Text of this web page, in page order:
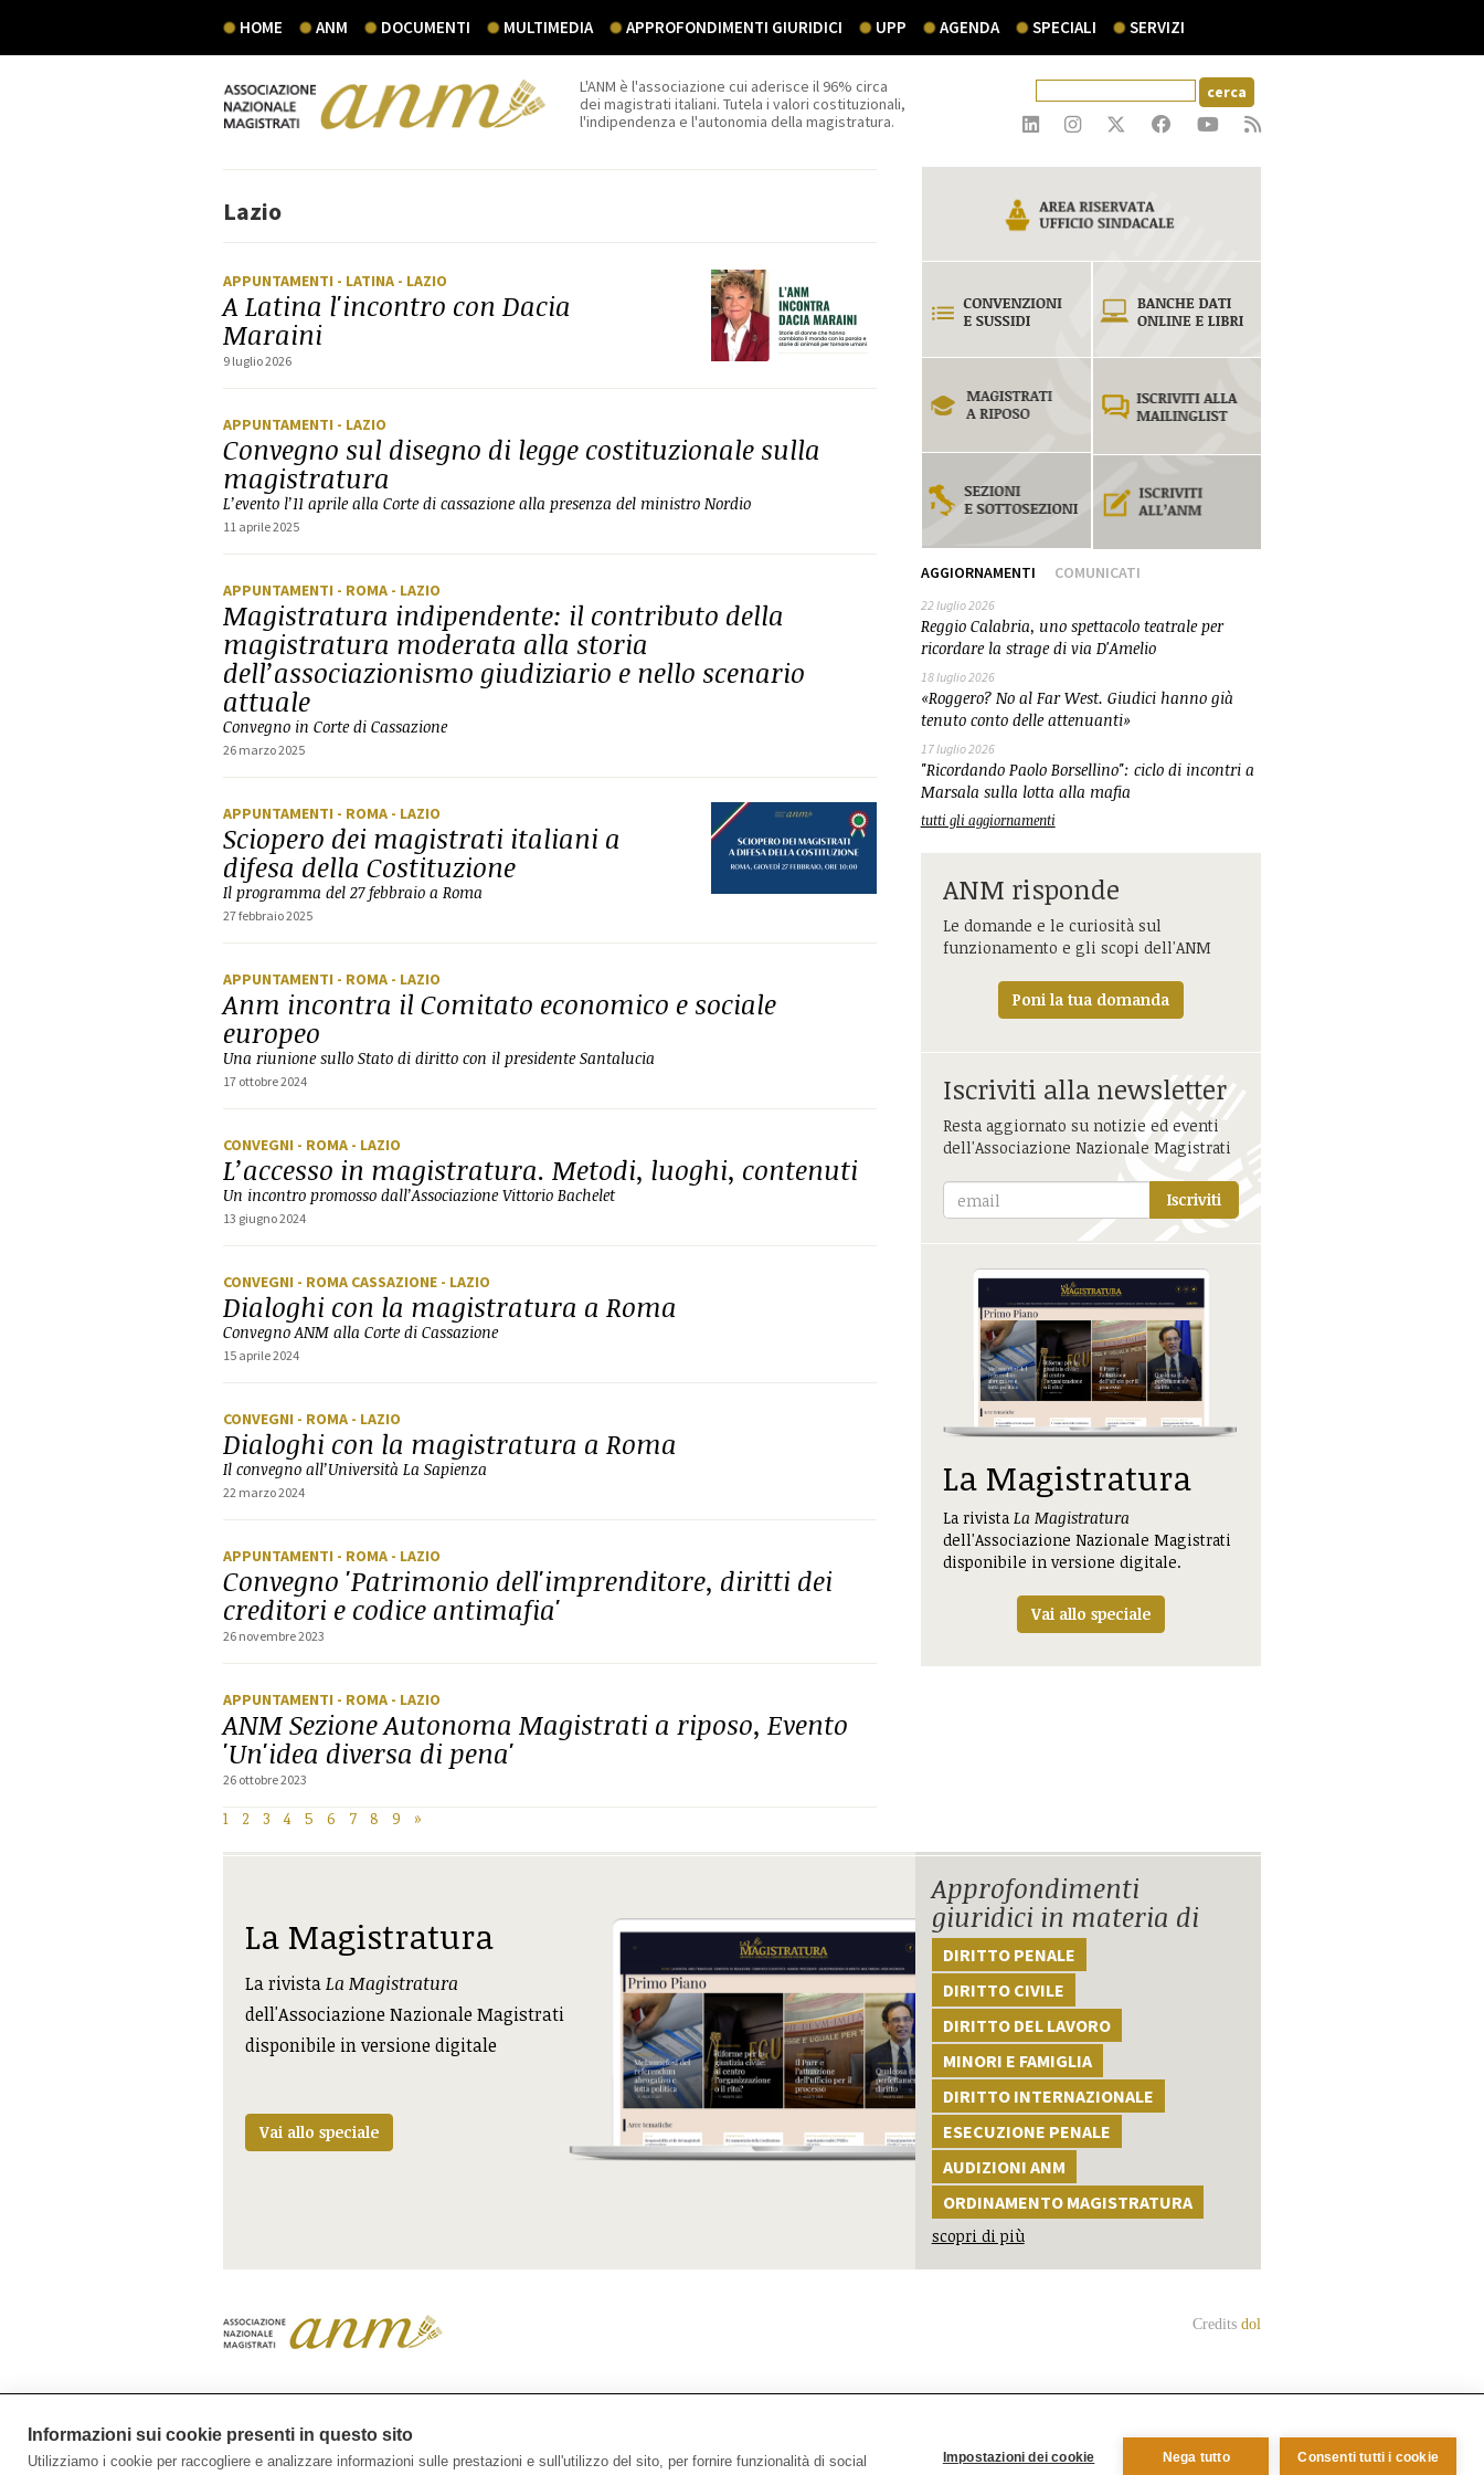
HOME ANM DOCUMENTI MULTIMEDIA APPROFONDIMENTI GIURIDICI UPP AGENDA SPECIALI SERVIZI
L'ANM è l'associazione cui aderisce il 96% circa
dei magistrati italiani. Tutela i valori costituzionali,
l'indipendenza e l'autonomia della magistratura.
Lazio
APPUNTAMENTI - LATINA - LAZIO
A Latina l'incontro con Dacia
Maraini
9 luglio 2026
APPUNTAMENTI - LAZIO
Convegno sul disegno di legge costituzionale sulla
magistratura
L’evento l’11 aprile alla Corte di cassazione alla presenza del ministro Nordio
11 aprile 2025
APPUNTAMENTI - ROMA - LAZIO
Magistratura indipendente: il contributo della
magistratura moderata alla storia
dell’associazionismo giudiziario e nello scenario
attuale
Convegno in Corte di Cassazione
26 marzo 2025
APPUNTAMENTI - ROMA - LAZIO
Sciopero dei magistrati italiani a
difesa della Costituzione
Il programma del 27 febbraio a Roma
27 febbraio 2025
APPUNTAMENTI - ROMA - LAZIO
Anm incontra il Comitato economico e sociale
europeo
Una riunione sullo Stato di diritto con il presidente Santalucia
17 ottobre 2024
CONVEGNI - ROMA - LAZIO
L’accesso in magistratura. Metodi, luoghi, contenuti
Un incontro promosso dall’Associazione Vittorio Bachelet
13 giugno 2024
CONVEGNI - ROMA CASSAZIONE - LAZIO
Dialoghi con la magistratura a Roma
Convegno ANM alla Corte di Cassazione
15 aprile 2024
CONVEGNI - ROMA - LAZIO
Dialoghi con la magistratura a Roma
Il convegno all’Università La Sapienza
22 marzo 2024
APPUNTAMENTI - ROMA - LAZIO
Convegno 'Patrimonio dell'imprenditore, diritti dei
creditori e codice antimafia'
26 novembre 2023
APPUNTAMENTI - ROMA - LAZIO
ANM Sezione Autonoma Magistrati a riposo, Evento
'Un'idea diversa di pena'
26 ottobre 2023
1 2 3 4 5 6 7 8 9 »
AGGIORNAMENTI COMUNICATI
22 luglio 2026
Reggio Calabria, uno spettacolo teatrale per
ricordare la strage di via D'Amelio
18 luglio 2026
«Roggero? No al Far West. Giudici hanno già
tenuto conto delle attenuanti»
17 luglio 2026
"Ricordando Paolo Borsellino": ciclo di incontri a
Marsala sulla lotta alla mafia
tutti gli aggiornamenti
ANM risponde
Le domande e le curiosità sul
funzionamento e gli scopi dell'ANM
Poni la tua domanda
Iscriviti alla newsletter
Resta aggiornato su notizie ed eventi
dell'Associazione Nazionale Magistrati
Iscriviti
La Magistratura
La rivista La Magistratura
dell'Associazione Nazionale Magistrati
disponibile in versione digitale.
Vai allo speciale
La Magistratura
La rivistaLa Magistratura
dell'Associazione Nazionale Magistrati
disponibile in versione digitale
Vai allo speciale
Approfondimenti
giuridici in materia di
DIRITTO PENALE
DIRITTO CIVILE
DIRITTO DEL LAVORO
MINORI E FAMIGLIA
DIRITTO INTERNAZIONALE
ESECUZIONE PENALE
AUDIZIONI ANM
ORDINAMENTO MAGISTRATURA
scopri di più
Credits dol
L’ANM ricorda tutte le vittime del terrorismo e delle stragi
Informazioni sui cookie presenti in questo sito
Utilizziamo i cookie per raccogliere e analizzare informazioni sulle prestazioni e sull'utilizzo del sito, per fornire funzionalità di social
Impostazioni dei cookie Nega tutto Consenti tutti i cookie